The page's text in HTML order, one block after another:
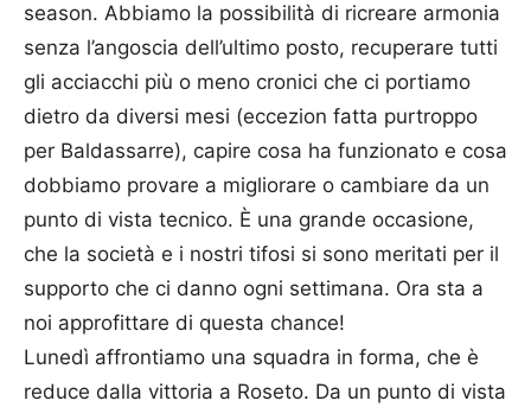
season. Abbiamo la possibilità di ricreare armonia
senza l’angoscia dell’ultimo posto, recuperare tutti
gli acciacchi più o meno cronici che ci portiamo
dietro da diversi mesi (eccezion fatta purtroppo
per Baldassarre), capire cosa ha funzionato e cosa
dobbiamo provare a migliorare o cambiare da un
punto di vista tecnico. È una grande occasione,
che la società e i nostri tifosi si sono meritati per il
supporto che ci danno ogni settimana. Ora sta a
noi approfittare di questa chance!
Lunedì affrontiamo una squadra in forma, che è
reduce dalla vittoria a Roseto. Da un punto di vista